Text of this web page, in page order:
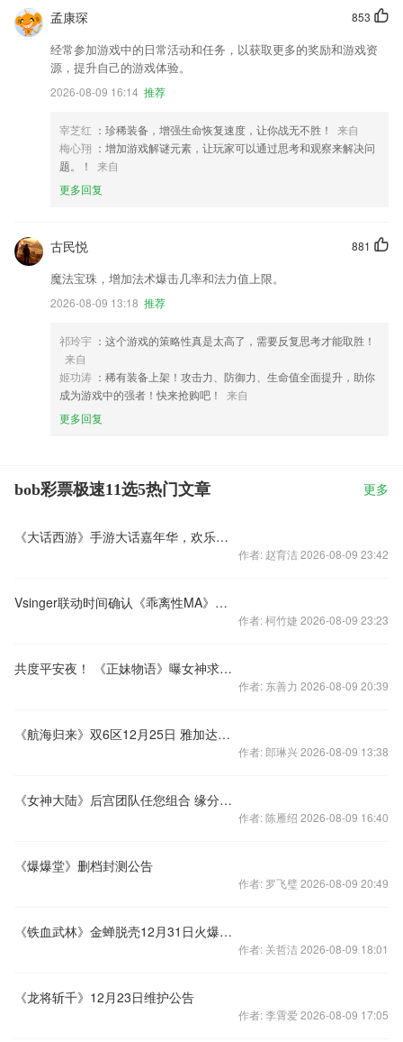
853
孟康琛
经常参加游戏中的日常活动和任务，以获取更多的奖励和游戏资
源，提升自己的游戏体验。
2026-08-09 16:14 推荐
宰芝红 ：珍稀装备，增强生命恢复速度，让你战无不胜！
来自
梅心翔 ：增加游戏解谜元素，让玩家可以通过思考和观察来解决问
题。！
来自
更多回复
881
古民悦
魔法宝珠，增加法术爆击几率和法力值上限。
2026-08-09 13:18 推荐
祁玲宇 ：这个游戏的策略性真是太高了，需要反复思考才能取胜！
来自
姬功涛 ：稀有装备上架！攻击力、防御力、生命值全面提升，助你
成为游戏中的强者！快来抢购吧！
来自
更多回复
bob彩票极速11选5热门文章 更多
《大话西游》手游大话嘉年华，欢乐享好礼，惊喜砸不停——元旦送好礼
作者: 赵育洁 2026-08-09 23:42
Vsinger联动时间确认《乖离性MA》年末惊喜袭来
作者: 柯竹婕 2026-08-09 23:23
共度平安夜！ 《正妹物语》曝女神求爱视频
作者: 东善力 2026-08-09 20:39
《航海归来》双6区12月25日 雅加达热情起航
作者: 郎琳兴 2026-08-09 13:38
《女神大陆》后宫团队任您组合 缘分组合炫酷出击
作者: 陈雁绍 2026-08-09 16:40
《爆爆堂》删档封测公告
作者: 罗飞璧 2026-08-09 20:49
《铁血武林》金蝉脱壳12月31日火爆开启
作者: 关哲洁 2026-08-09 18:01
《龙将斩千》12月23日维护公告
作者: 李霄爱 2026-08-09 17:05